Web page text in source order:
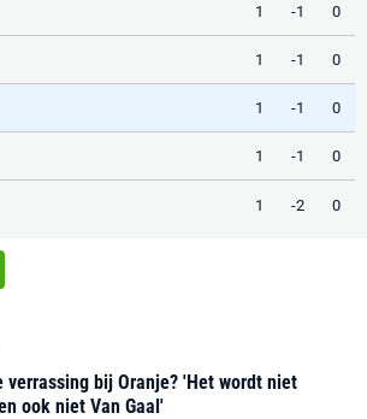
1 -1 0
1 -1 0
1 -1 0
1 -1 0
1 -2 0
verrassing bij Oranje? 'Het wordt niet
ook niet Van Gaal'